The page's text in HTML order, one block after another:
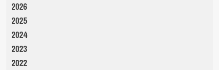
2026
2025
2024
2023
2022